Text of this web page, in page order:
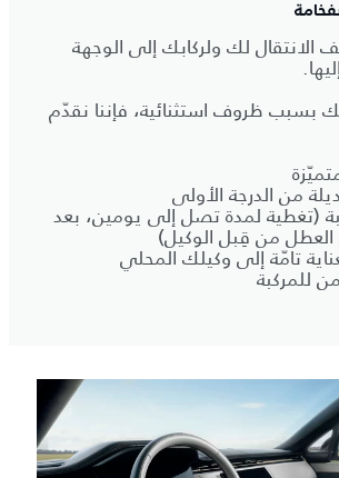
الانتقال لك ولركابك إلى الوجهة
بسبب ظروف استثنائية، فإننا نقدّم
من الدرجة الأولى
(تغطية لمدة تصل إلى يومين، بعد
من قِبل الوكيل)
تامّة إلى وكيلك المحلي
للمركبة